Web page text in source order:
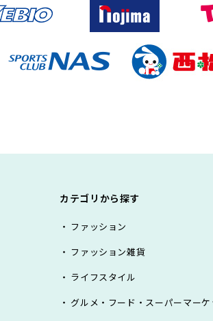
カテゴリから探す
ファッション
ファッション雑貨
ライフスタイル
グルメ・フード・スーパーマー